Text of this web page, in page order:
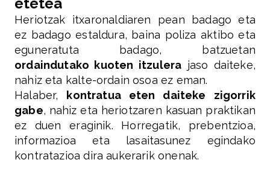
Heriotzak itxaronaldiaren pean badago eta
ez badago estaldura, baina poliza aktibo eta
eguneratuta badago, batzuetan
ordaindutako kuoten itzulera jaso daiteke,
nahiz eta kalte-ordain osoa ez eman.
Halaber,
kontratua eten daiteke zigorrik
gabe, nahiz eta heriotzaren kasuan praktikan
ez duen eraginik. Horregatik, prebentzioa,
informazioa eta lasaitasunez egindako
kontratazioa dira aukerarik onenak.